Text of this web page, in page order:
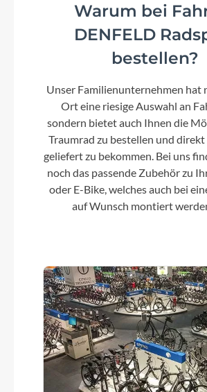
Lenker
Flyer Alloy 7°, 25mm
Farbe
Mercury Red / Black
Motor
Panasonic GX Ultimate Pro FIT
Rücklicht
Busch & Müller 2C
Vorderrad Nabe
Formula DC-511, 32h
Warum bei
DENFELD
bestellen?
Unser Familienunternehmen hat
Ort eine riesige Auswahl an
sondern bietet auch Ihnen die
Traumrad zu bestellen und direkt
geliefert zu bekommen. Bei uns
noch das passende Zubehör zu
oder E-Bike, welches auch bei
auf Wunsch montiert